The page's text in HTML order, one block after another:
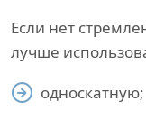
Если нет
лучше
односкатную;